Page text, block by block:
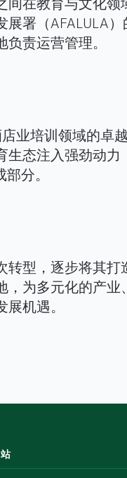
署（AFALULA）
责运营管理。
业培训领域的卓
生态注入强劲动力
分。
转型，逐步将其打
，为多元化的产业
机遇。